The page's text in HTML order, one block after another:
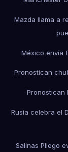
Mazda llama a
México envía
Pronostican
Pronostican
Rusia celebra el
Salinas Pliego